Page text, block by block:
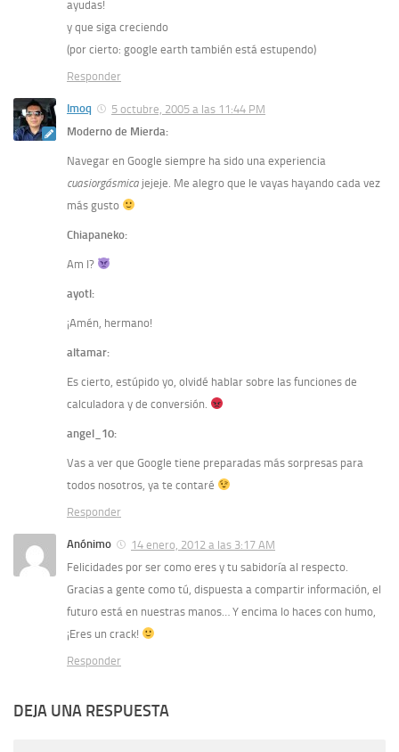
ayudas!
y que siga creciendo
(por cierto: google earth también está estupendo)
Responder
Imoq
5 octubre, 2005 a las 11:44 PM
Moderno de Mierda:
Navegar en Google siempre ha sido una experiencia
cuasiorgásmica jejeje. Me alegro que le vayas hayando cada vez
más gusto
Chiapaneko:
Am I?
ayotl:
¡Amén, hermano!
altamar:
Es cierto, estúpido yo, olvidé hablar sobre las funciones de
calculadora y de conversión.
angel_10:
Vas a ver que Google tiene preparadas más sorpresas para
todos nosotros, ya te contaré
Responder
Anónimo
14 enero, 2012 a las 3:17 AM
Felicidades por ser como eres y tu sabidoría al respecto.
Gracias a gente como tú, dispuesta a compartir información, el
futuro está en nuestras manos… Y encima lo haces con humo,
¡Eres un crack!
Responder
DEJA UNA RESPUESTA